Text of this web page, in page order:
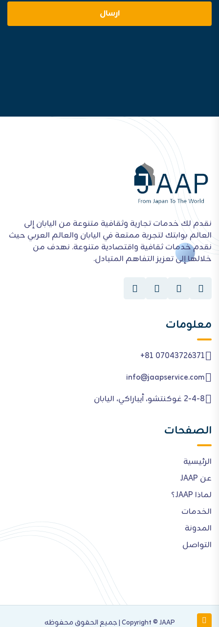
ارسال
نقدم لك خدمات تجارية وثقافية متنوعة من اليابان إلى
العالم بوابتك لتجربة ممتعة في اليابان والعالم العربي حيث
نقدم خدمات ثقافية واقتصادية متنوعة. نهدف من
خلالها إلى تعزيز التفاهم المتبادل.
معلومات
+81 07043726371
info@jaapservice.com
2-4-8 غوكنتشو، أيباراكي، اليابان
الصفحات
الرئيسية
عن JAAP
لماذا JAAP؟
الخدمات
المدونة
التواصل
Copyright © JAAP | جميع الحقوق محفوظه